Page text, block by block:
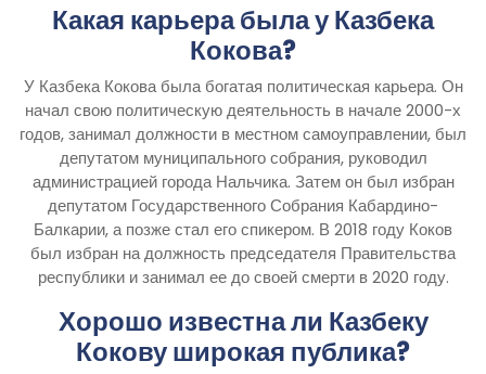
Какая карьера была у Казбека
Кокова?
У Казбека Кокова была богатая политическая карьера. Он
начал свою политическую деятельность в начале 2000-х
годов, занимал должности в местном самоуправлении, был
депутатом муниципального собрания, руководил
администрацией города Нальчика. Затем он был избран
депутатом Государственного Собрания Кабардино-
Балкарии, а позже стал его спикером. В 2018 году Коков
был избран на должность председателя Правительства
республики и занимал ее до своей смерти в 2020 году.
Хорошо известна ли Казбеку
Кокову широкая публика?